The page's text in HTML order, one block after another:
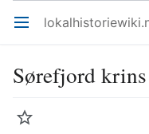
Åpne hovedmenyen
Sørefjord krins
Overvåk